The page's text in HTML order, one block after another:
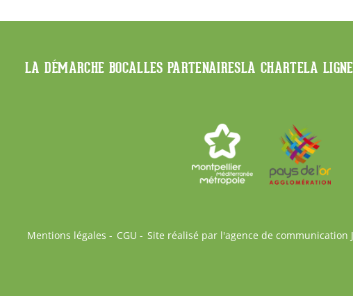
LA DÉMARCHE BOCALLES PARTENAIRESLA CHARTELA
Mentions légales CGU Site réalisé par l'agence de communication